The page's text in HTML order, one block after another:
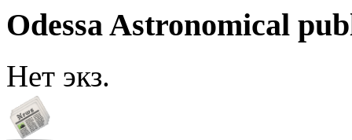
Odessa Astronomical
Нет экз.